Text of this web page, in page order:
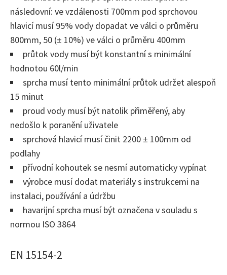
následovní: ve vzdálenosti 700mm pod sprchovou
hlavicí musí 95% vody dopadat ve válci o průměru
800mm, 50 (± 10%) ve válci o průměru 400mm
průtok vody musí být konstantní s minimální
hodnotou 60l/min
sprcha musí tento minimální průtok udržet alespoň
15 minut
proud vody musí být natolik přiměřený, aby
nedošlo k poranění uživatele
sprchová hlavicí musí činit 2200 ± 100mm od
podlahy
přívodní kohoutek se nesmí automaticky vypínat
výrobce musí dodat materiály s instrukcemi na
instalaci, používání a údržbu
havarijní sprcha musí být označena v souladu s
normou ISO 3864
EN 15154-2